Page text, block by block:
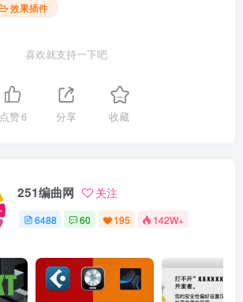
效果插件
喜欢就支持一下吧
点赞6 分享 收藏
251编曲网 关注
6488 60 195 142W+